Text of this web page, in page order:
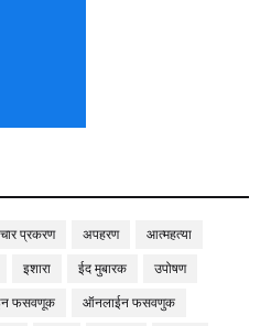
प्रकरण अपहरण
आत्महत्या
इशारा ईद मुबारक
उपोषण
फसवणूक
ऑनलाईन फसवणुक